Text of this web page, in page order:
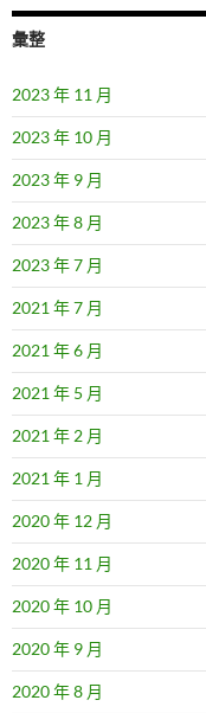
彙整
2023 年 11 月
2023 年 10 月
2023 年 9 月
2023 年 8 月
2023 年 7 月
2021 年 7 月
2021 年 6 月
2021 年 5 月
2021 年 2 月
2021 年 1 月
2020 年 12 月
2020 年 11 月
2020 年 10 月
2020 年 9 月
2020 年 8 月